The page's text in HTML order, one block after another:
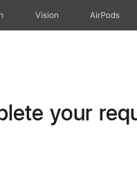
Vision AirPods
your